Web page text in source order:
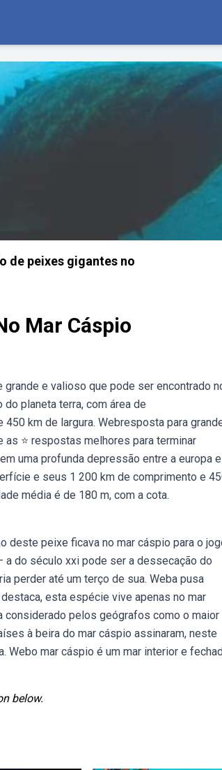
de peixes gigantes no
Mar Cáspio
e valioso que pode ser encontrado
planeta terra, com área de
km de largura. Webresposta para
⭐ respostas melhores para terminar
uma profunda depressão entre a europa
e seus 1 200 km de comprimento e
média é de 180 m, com a cota.
deste peixe ficava no mar cáspio para o
do século xxi pode ser a dessecação do
perder até um terço de sua. Weba pusa
esta espécie vive apenas no mar
considerado pelos geógrafos como o maior
à beira do mar cáspio assinaram, neste
Webo mar cáspio é um mar interior e
below.